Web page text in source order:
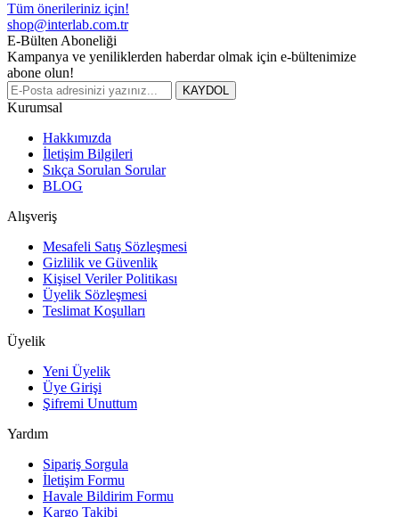
Tüm önerileriniz için!
shop@interlab.com.tr
E-Bülten Aboneliği
Kampanya ve yeniliklerden haberdar olmak için e-bültenimize
abone olun!
KAYDOL
Kurumsal
Hakkımızda
İletişim Bilgileri
Sıkça Sorulan Sorular
BLOG
Alışveriş
Mesafeli Satış Sözleşmesi
Gizlilik ve Güvenlik
Kişisel Veriler Politikası
Üyelik Sözleşmesi
Teslimat Koşulları
Üyelik
Yeni Üyelik
Üye Girişi
Şifremi Unuttum
Yardım
Sipariş Sorgula
İletişim Formu
Havale Bildirim Formu
Kargo Takibi